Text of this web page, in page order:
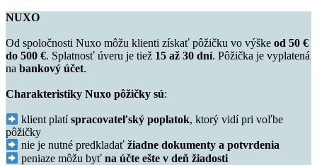
NUXO
Od spoločnosti Nuxo môžu klienti získať pôžičku vo výške od 50 €
do 500 €. Splatnosť úveru je tiež 15 až 30 dní. Pôžička je vyplatená
na bankový účet.
Charakteristiky Nuxo pôžičky sú:
klient platíspracovateľský poplatok, ktorý vidí pri voľbe
pôžičky
nie je nutné predkladaťžiadne dokumenty a potvrdenia
peniaze môžu byťna účte ešte v deň žiadosti